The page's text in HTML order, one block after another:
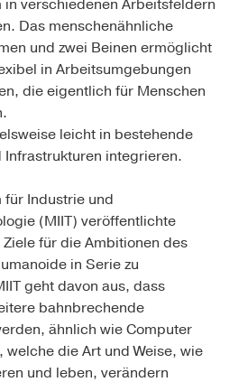
verschiedenen Arbeitsfeldern
Das menschenähnliche
und zwei Beinen ermöglicht
in Arbeitsumgebungen
die eigentlich für Menschen
leicht in bestehende
Infrastrukturen integrieren.
Industrie und
(MIIT) veröffentlichte
für die Ambitionen des
in Serie zu
geht davon aus, dass
bahnbrechende
ähnlich wie Computer
die Art und Weise, wie
und leben, verändern